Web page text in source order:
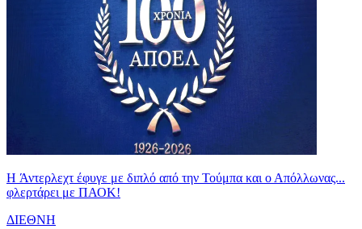
H Άντερλεχτ έφυγε με διπλό από την Τούμπα και ο Απόλλωνας...
φλερτάρει με ΠΑΟΚ!
ΔΙΕΘΝΗ